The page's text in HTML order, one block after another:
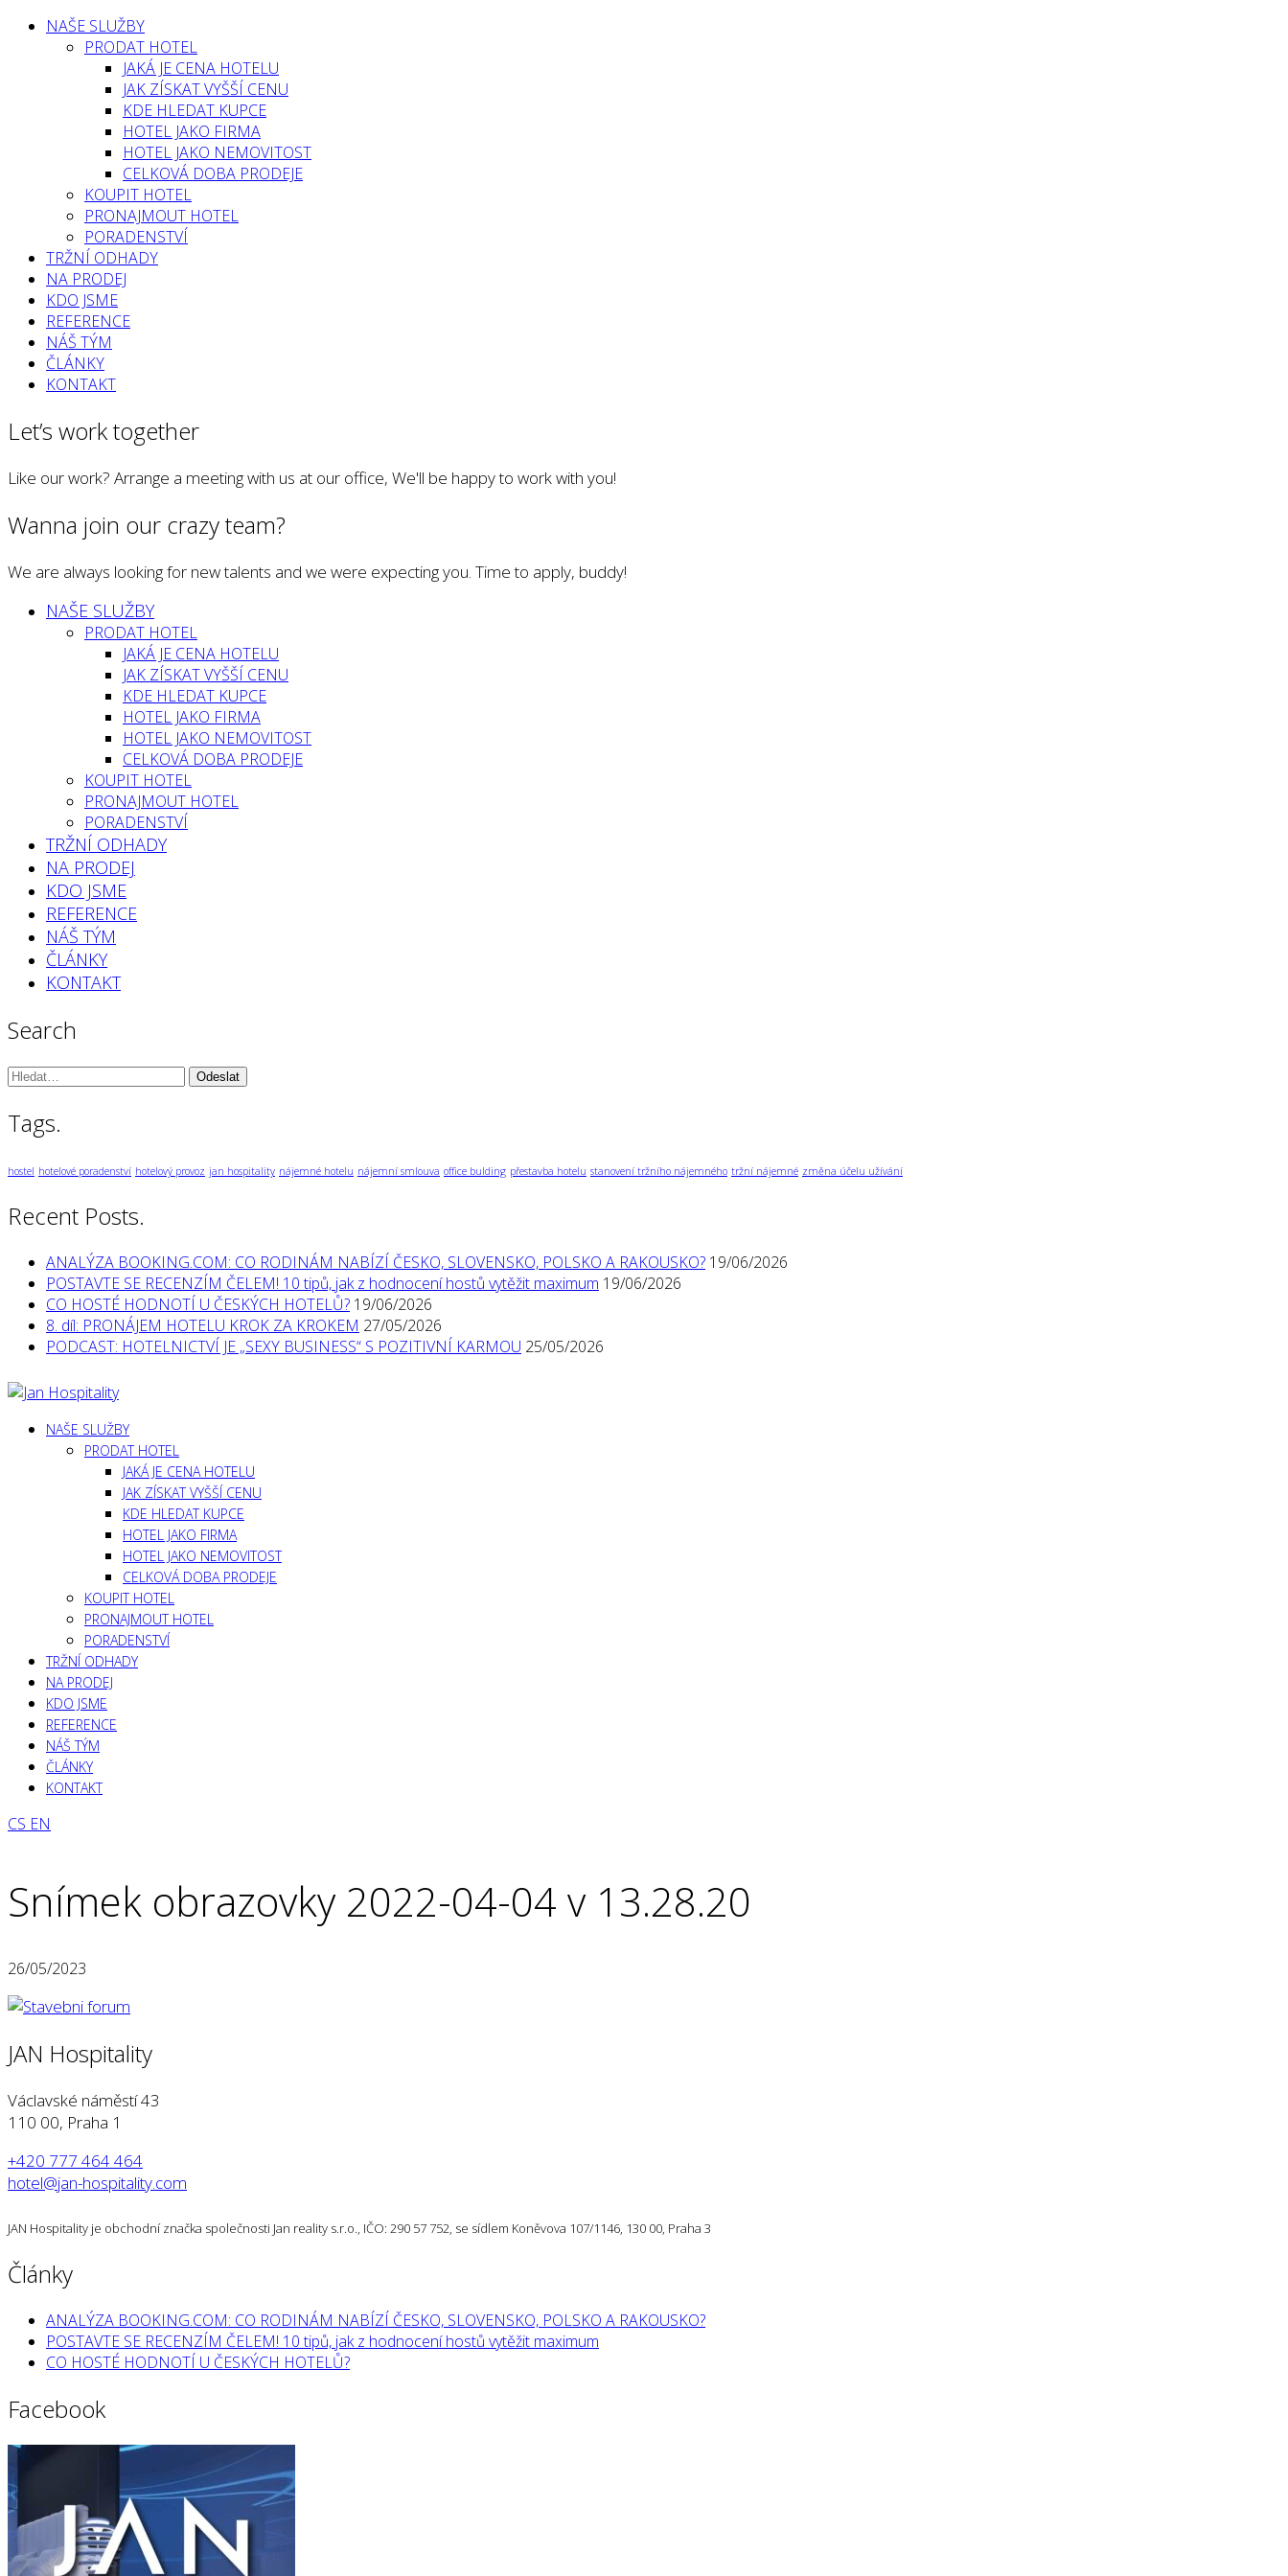
NAŠE SLUŽBY
PRODAT HOTEL
JAKÁ JE CENA HOTELU
JAK ZÍSKAT VYŠŠÍ CENU
KDE HLEDAT KUPCE
HOTEL JAKO FIRMA
HOTEL JAKO NEMOVITOST
CELKOVÁ DOBA PRODEJE
KOUPIT HOTEL
PRONAJMOUT HOTEL
PORADENSTVÍ
TRŽNÍ ODHADY
NA PRODEJ
KDO JSME
REFERENCE
NÁŠ TÝM
ČLÁNKY
KONTAKT
Let’s work together
Like our work? Arrange a meeting with us at our office, We'll be happy to work with you!
Wanna join our crazy team?
We are always looking for new talents and we were expecting you. Time to apply, buddy!
NAŠE SLUŽBY
PRODAT HOTEL
JAKÁ JE CENA HOTELU
JAK ZÍSKAT VYŠŠÍ CENU
KDE HLEDAT KUPCE
HOTEL JAKO FIRMA
HOTEL JAKO NEMOVITOST
CELKOVÁ DOBA PRODEJE
KOUPIT HOTEL
PRONAJMOUT HOTEL
PORADENSTVÍ
TRŽNÍ ODHADY
NA PRODEJ
KDO JSME
REFERENCE
NÁŠ TÝM
ČLÁNKY
KONTAKT
Search
Vyhledávání:
Tags.
hostel hotelové poradenství hotelový provoz jan hospitality nájemné hotelu nájemní smlouva office bulding přestavba hotelu stanovení tržního nájemného tržní nájemné změna účelu užívání
Recent Posts.
ANALÝZA BOOKING.COM: CO RODINÁM NABÍZÍ ČESKO, SLOVENSKO, POLSKO A RAKOUSKO? 19/06/2026
POSTAVTE SE RECENZÍM ČELEM! 10 tipů, jak z hodnocení hostů vytěžit maximum 19/06/2026
CO HOSTÉ HODNOTÍ U ČESKÝCH HOTELŮ? 19/06/2026
8. díl: PRONÁJEM HOTELU KROK ZA KROKEM 27/05/2026
PODCAST: HOTELNICTVÍ JE „SEXY BUSINESS“ S POZITIVNÍ KARMOU 25/05/2026
NAŠE SLUŽBY
PRODAT HOTEL
JAKÁ JE CENA HOTELU
JAK ZÍSKAT VYŠŠÍ CENU
KDE HLEDAT KUPCE
HOTEL JAKO FIRMA
HOTEL JAKO NEMOVITOST
CELKOVÁ DOBA PRODEJE
KOUPIT HOTEL
PRONAJMOUT HOTEL
PORADENSTVÍ
TRŽNÍ ODHADY
NA PRODEJ
KDO JSME
REFERENCE
NÁŠ TÝM
ČLÁNKY
KONTAKT
CS EN
Snímek obrazovky 2022-04-04 v 13.28.20
26/05/2023
JAN Hospitality
Václavské náměstí 43
110 00, Praha 1
+420 777 464 464
hotel@jan-hospitality.com
JAN Hospitality je obchodní značka společnosti Jan reality s.r.o., IČO: 290 57 752, se sídlem Koněvova 107/1146, 130 00, Praha 3
Články
ANALÝZA BOOKING.COM: CO RODINÁM NABÍZÍ ČESKO, SLOVENSKO, POLSKO A RAKOUSKO?
POSTAVTE SE RECENZÍM ČELEM! 10 tipů, jak z hodnocení hostů vytěžit maximum
CO HOSTÉ HODNOTÍ U ČESKÝCH HOTELŮ?
Facebook